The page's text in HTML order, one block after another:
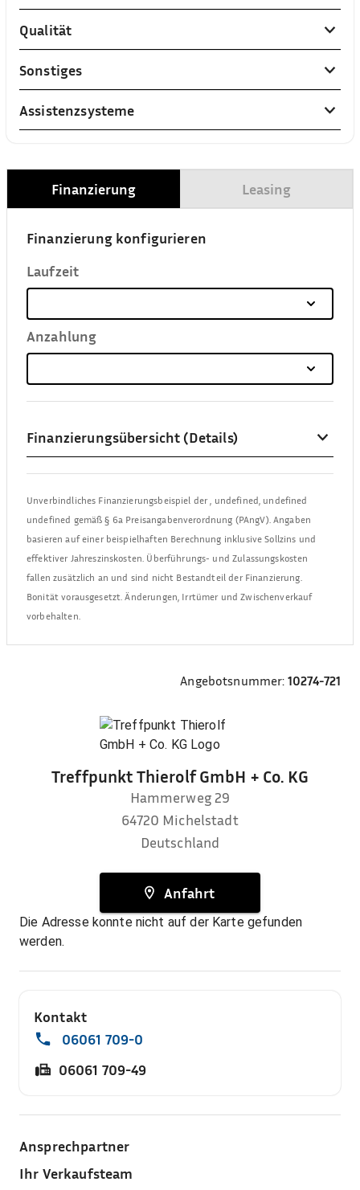
Qualität
Sonstiges
Assistenzsysteme
Finanzierung Leasing
Finanzierung konfigurieren
Laufzeit
Anzahlung
Finanzierungsübersicht (Details)
Unverbindliches Finanzierungsbeispiel der, undefined, undefined
undefined gemäß § 6a Preisangabenverordnung (PAngV). Angaben
basieren auf einer beispielhaften Berechnung inklusive Sollzins und
effektiver Jahreszinskosten. Überführungs- und Zulassungskosten
fallen zusätzlich an und sind nicht Bestandteil der Finanzierung.
Bonität vorausgesetzt. Änderungen, Irrtümer und Zwischenverkauf
vorbehalten.
Angebotsnummer: 10274-721
Treffpunkt Thierolf GmbH + Co. KG
Hammerweg 29
64720 Michelstadt
Deutschland
Anfahrt
Die Adresse konnte nicht auf der Karte gefunden
werden.
Kontakt
06061 709-0
06061 709-49
Ansprechpartner
Ihr Verkaufsteam